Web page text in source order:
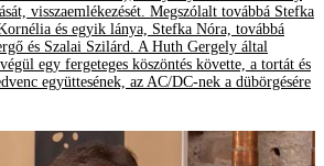
visszaemlékezését. Megszólalt továbbá Stefka
és egyik lánya, Stefka Nóra, továbbá
és Szalai Szilárd. A Huth Gergely által
egy fergeteges köszöntés követte, a tortát és
együttesének, az AC/DC-nek a dübörgésére